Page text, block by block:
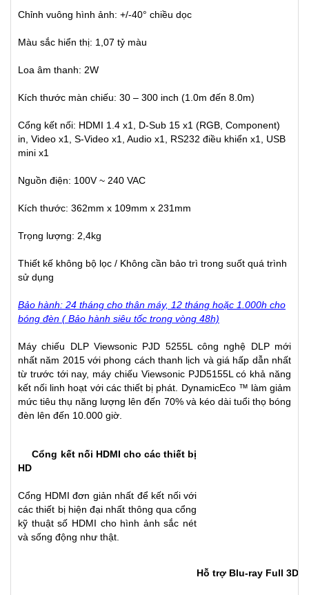
Chỉnh vuông hình ảnh: +/-40° chiều dọc
Màu sắc hiển thị: 1,07 tỷ màu
Loa âm thanh: 2W
Kích thước màn chiếu: 30 – 300 inch (1.0m đến 8.0m)
Cổng kết nối: HDMI 1.4 x1, D-Sub 15 x1 (RGB, Component)
in, Video x1, S-Video x1, Audio x1, RS232 điều khiển x1, USB
mini x1
Nguồn điện: 100V ~ 240 VAC
Kích thước: 362mm x 109mm x 231mm
Trọng lượng: 2,4kg
Thiết kế không bộ lọc / Không cần bảo trì trong suốt quá trình
sử dụng
Bảo hành: 24 tháng cho thân máy, 12 tháng hoặc 1.000h cho
bóng đèn ( Bảo hành siêu tốc trong vòng 48h)
Máy chiếu DLP Viewsonic PJD 5255L công nghệ DLP mới
nhất năm 2015 với phong cách thanh lịch và giá hấp dẫn nhất
từ trước tới nay, máy chiếu Viewsonic PJD5155L có khả năng
kết nối linh hoạt với các thiết bị phát. DynamicEco ™ làm giảm
mức tiêu thụ năng lượng lên đến 70% và kéo dài tuổi thọ bóng
đèn lên đến 10.000 giờ.
Cổng kết nối HDMI cho các thiết bị
HD
Cổng HDMI đơn giản nhất để kết nối với
các thiết bị hiện đại nhất thông qua cổng
kỹ thuật số HDMI cho hình ảnh sắc nét
và sống động như thật.
Hỗ trợ Blu-ray Full 3D